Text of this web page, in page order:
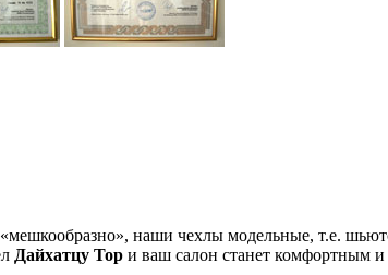
наши чехлы модельные, т.е.
Дайхатцу Тор и ваш салон станет комфортным